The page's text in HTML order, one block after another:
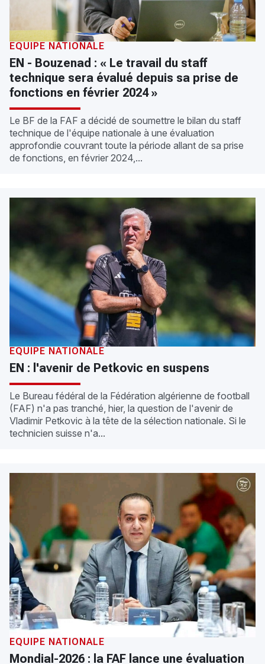
ÉQUIPE NATIONALE
EN - Bouzenad : « Le travail du staff
technique sera évalué depuis sa prise de
fonctions en février 2024 »
Le BF de la FAF a décidé de soumettre le bilan du staff
technique de l'équipe nationale à une évaluation
approfondie couvrant toute la période allant de sa prise
de fonctions, en février 2024,...
ÉQUIPE NATIONALE
EN : l'avenir de Petkovic en suspens
Le Bureau fédéral de la Fédération algérienne de football
(FAF) n'a pas tranché, hier, la question de l'avenir de
Vladimir Petkovic à la tête de la sélection nationale. Si le
technicien suisse n'a...
ÉQUIPE NATIONALE
Mondial-2026 : la FAF lance une évaluation